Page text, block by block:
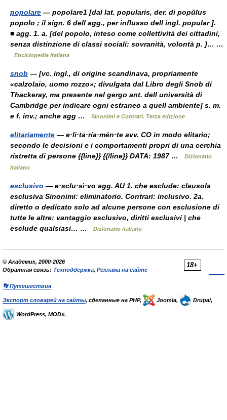
popolare — popolare1 [dal lat. popularis, der. di popŭlus
popolo ; il sign. 6 dell agg., per influsso dell ingl. popular ].
■ agg. 1. a. [del popolo, inteso come collettività dei cittadini,
senza distinzione di classi sociali: sovranità, volontà p. ]… …
Enciclopedia Italiana
snob — [vc. ingl., di origine scandinava, propriamente
«calzolaio, uomo rozzo»; divulgata dal Libro degli Snob di
Thackeray, ma presente nel gergo ant. dell università di
Cambridge per indicare ogni estraneo a quell ambiente] s. m.
e f. inv.; anche agg …
Sinonimi e Contrari. Terza edizione
elitariamente — e·li·ta·ria·mén·te avv. CO in modo elitario;
secondo le decisioni e i comportamenti propri di una cerchia
ristretta di persone {{line}} {{/line}} DATA: 1987 …
Dizionario
italiano
esclusivo — e·sclu·sì·vo agg. AU 1. che esclude: clausola
esclusiva Sinonimi: eliminatorio. Contrari: inclusivo. 2a.
diretto o dedicato solo ad alcune persone con esclusione di
tutte le altre: vantaggio esclusivo, diritti esclusivi | che
esclude qualsiasi… …
Dizionario italiano
18+
© Академик, 2000-2026
Обратная связь: Техподдержка, Реклама на сайте
👣 Путешествия
Экспорт словарей на сайты, сделанные на PHP, Joomla, Drupal,
WordPress, MODx.